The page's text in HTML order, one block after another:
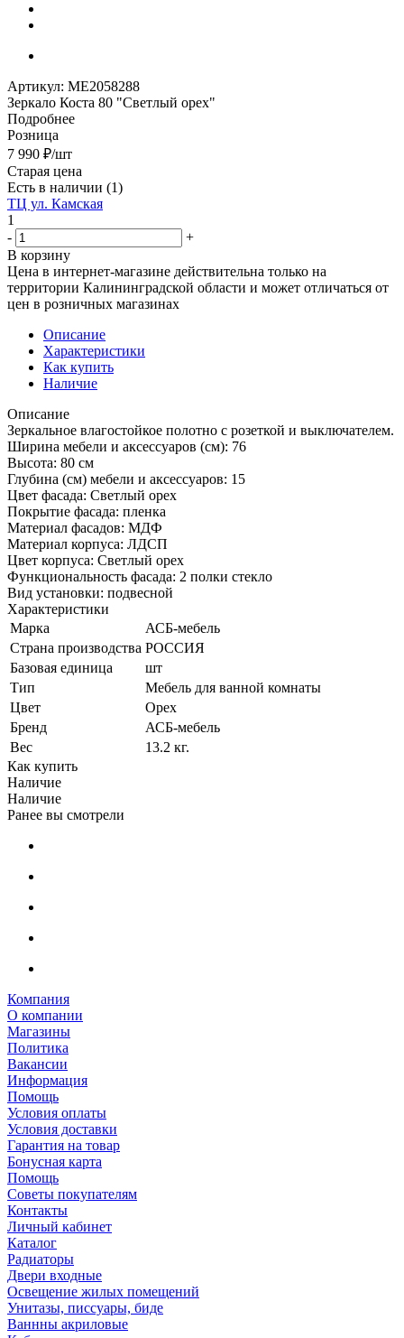
Артикул: МЕ2058288
Зеркало Коста 80 "Светлый орех"
Подробнее
Розница
7 990 ₽/шт
Старая цена
Есть в наличии (1)
ТЦ ул. Камская
1
-
+
В корзину
Цена в интернет-магазине действительна только на
территории Калининградской области и может отличаться от
цен в розничных магазинах
Описание
Характеристики
Как купить
Наличие
Описание
Зеркальное влагостойкое полотно с розеткой и выключателем.
Ширина мебели и аксессуаров (см): 76
Высота: 80 см
Глубина (см) мебели и аксессуаров: 15
Цвет фасада: Светлый орех
Покрытие фасада: пленка
Материал фасадов: МДФ
Материал корпуса: ЛДСП
Цвет корпуса: Светлый орех
Функциональность фасада: 2 полки стекло
Вид установки: подвесной
Характеристики
Марка
АСБ-мебель
Страна производства РОССИЯ
Базовая единица
шт
Тип
Мебель для ванной комнаты
Цвет
Орех
Бренд
АСБ-мебель
Вес
13.2 кг.
Как купить
Наличие
Наличие
Ранее вы смотрели
Компания
О компании
Магазины
Политика
Вакансии
Информация
Помощь
Условия оплаты
Условия доставки
Гарантия на товар
Бонусная карта
Помощь
Советы покупателям
Контакты
Личный кабинет
Каталог
Радиаторы
Двери входные
Освещение жилых помещений
Унитазы, писсуары, биде
Ваннны акриловые